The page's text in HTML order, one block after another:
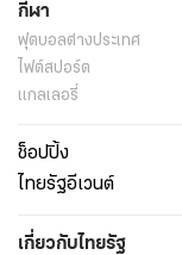
กีฬา
ฟุตบอลต่่างประเทศ
ไฟต์สปอร์ต
แกลเลอรี่
ช็อปปิ้ง
ไทยรัฐอีเวนต์
เกี่ยวกับไทยรัฐ